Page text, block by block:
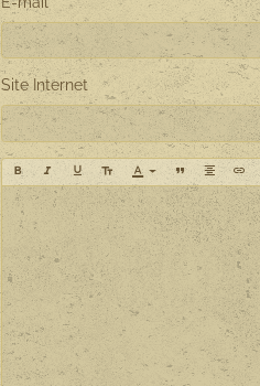
Site Internet